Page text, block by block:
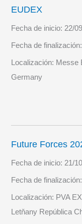
EUDEX
Fecha de inicio:22/
Fecha de
Localización: Messe
Germany
Future Forces
Fecha de inicio: 21/
Fecha de finalización:
Localización: PVA
Letňany República